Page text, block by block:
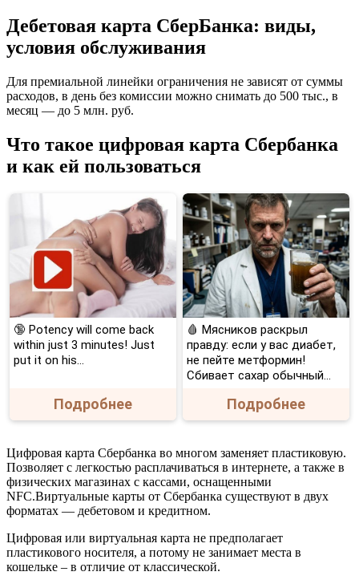
Дебетовая карта СберБанка: виды,
условия обслуживания
Для премиальной линейки ограничения не зависят от суммы
расходов, в день без комиссии можно снимать до 500 тыс., в
месяц — до 5 млн. руб.
Что такое цифровая карта Сбербанка
и как ей пользоваться
🔞 Potency will come back
within just 3 minutes! Just
put it on his…
Подробнее
🩸 Мясников раскрыл
правду: если у вас диабет,
не пейте метформин!
Сбивает сахар обычный...
Подробнее
Цифровая карта Сбербанка во многом заменяет пластиковую.
Позволяет с легкостью расплачиваться в интернете, а также в
физических магазинах с кассами, оснащенными
NFC.Виртуальные карты от Сбербанка существуют в двух
форматах — дебетовом и кредитном.
Цифровая или виртуальная карта не предполагает
пластикового носителя, а потому не занимает места в
кошельке – в отличие от классической.